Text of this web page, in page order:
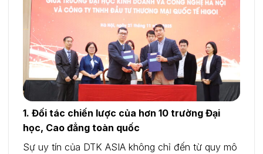
1. Đối tác chiến lược của hơn 10 trường Đại
học, Cao đẳng toàn quốc
Sự uy tín của DTK ASIA không chỉ đến từ quy mô